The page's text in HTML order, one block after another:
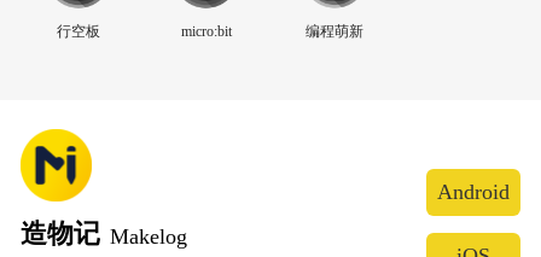
行空板 micro:bit 编程萌新
造物记 Makelog
Android